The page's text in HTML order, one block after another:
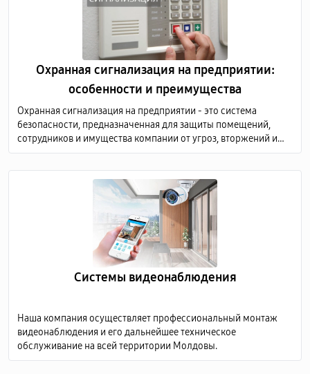
Охранная сигнализация на предприятии:
особенности и преимущества
Охранная сигнализация на предприятии - это система
безопасности, предназначенная для защиты помещений,
сотрудников и имущества компании от угроз, вторжений и
других нежелательных событий.
Системы видеонаблюдения
Наша компания осуществляет профессиональный монтаж
видеонаблюдения и его дальнейшее техническое
обслуживание на всей территории Молдовы.